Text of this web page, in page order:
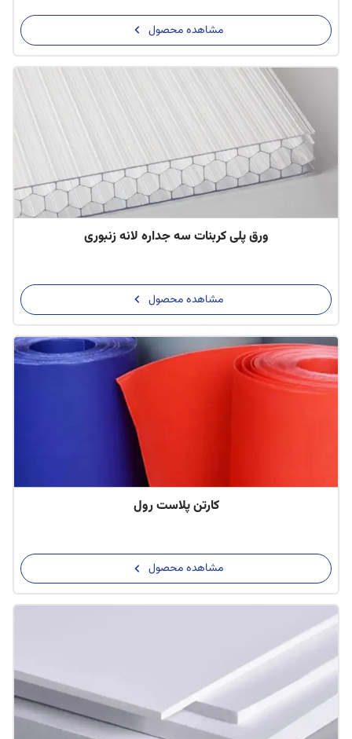
مشاهده محصول
ورق پلی کربنات سه جداره لانه زنبوری
مشاهده محصول
کارتن پلاست رول
مشاهده محصول